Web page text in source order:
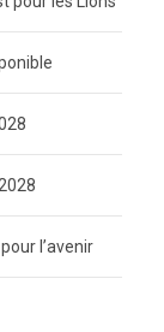
l’avenir